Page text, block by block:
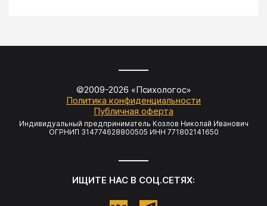
©2009-2026 «Психологос»
Политика конфиденциальности
Публичная оферта
Индивидуальный предприниматель Козлов Николай Иванович
ОГРНИП 314774628800505 ИНН 771802141650
ИЩИТЕ НАС В СОЦ.СЕТЯХ: